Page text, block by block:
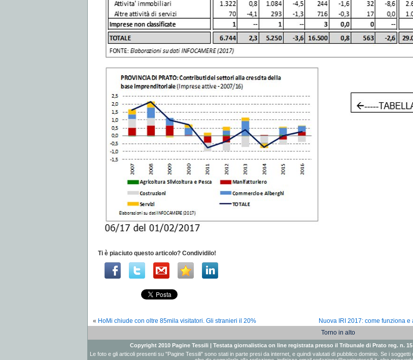
Ti è piaciuto questo articolo? Condividilo!
« HoMi chiude con oltre 85mila visitatori. Gli stranieri il 20% Nuova IRI 2017: come funziona e
Torno in alto
Copyright 2010 Pagine Tessili | Testata giornalistica on line registrata presso il Tribunale di Prato reg. n.
Le foto e gli articoli presenti su "Pagine Tessili" sono stati in parte presi da internet, e quindi valutati di pubblico dominio. Se i